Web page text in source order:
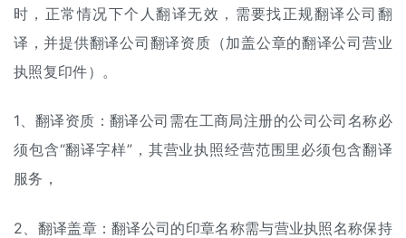
时，正常情况下个人翻译无效，需要找正规翻译公司翻
译，并提供翻译公司翻译资质（加盖公章的翻译公司营业
执照复印件）。
1、翻译资质：翻译公司需在工商局注册的公司公司名称必
须包含“翻译字样”，其营业执照经营范围里必须包含翻译
服务，
2、翻译盖章：翻译公司的印章名称需与营业执照名称保持